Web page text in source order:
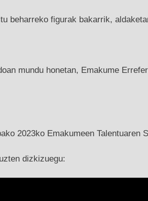
beharreko figurak bakarrik,
mundu honetan, Emakume
2023ko Emakumeen Talentuaren
dizkizuegu: